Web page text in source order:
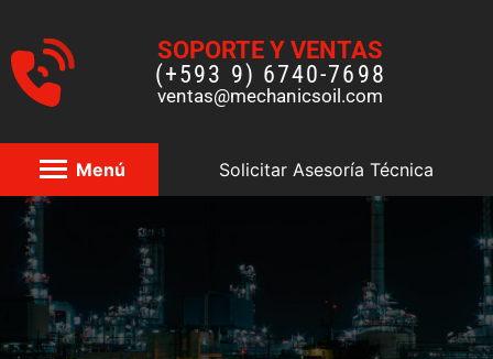
SOPORTE Y VENTAS
(+593 9) 6740-7698
ventas@mechanicsoil.com
Solicitar Asesoría Técnica
Menú